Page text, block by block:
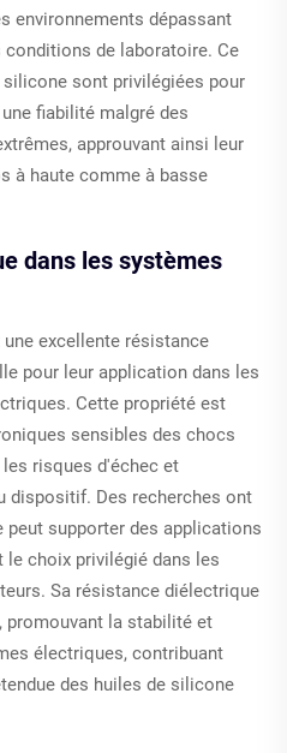
environnements dépassant
conditions de laboratoire. Ce
sont privilégiées pour
fiabilité malgré des
approuvant ainsi leur
à haute comme à basse
dans les systèmes
excellente résistance
pour leur application dans les
Cette propriété est
sensibles des chocs
risques d'échec et
dispositif. Des recherches ont
supporter des applications
le choix privilégié dans les
Sa résistance diélectrique
promouvant la stabilité et
électriques, contribuant
des huiles de silicone